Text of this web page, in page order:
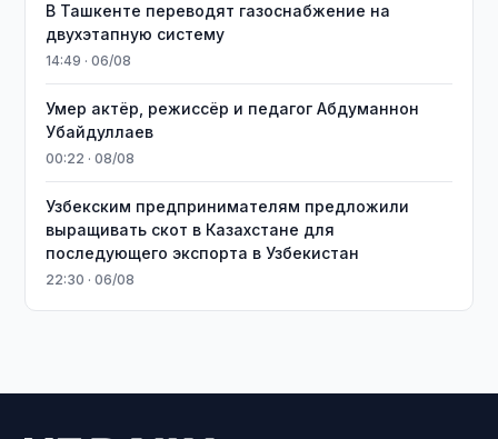
В Ташкенте переводят газоснабжение на
двухэтапную систему
14:49 · 06/08
Умер актёр, режиссёр и педагог Абдуманнон
Убайдуллаев
00:22 · 08/08
Узбекским предпринимателям предложили
выращивать скот в Казахстане для
последующего экспорта в Узбекистан
22:30 · 06/08